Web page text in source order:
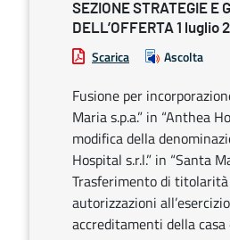
SEZIONE STRATEGIE E
DELL’OFFERTA 1 luglio
Scarica Ascolta
Fusione per
Maria s.p.a.” in “Anthea
modifica della
Hospital s.r.l.” in “Santa
Trasferimento di
autorizzazioni
accreditamenti della casa